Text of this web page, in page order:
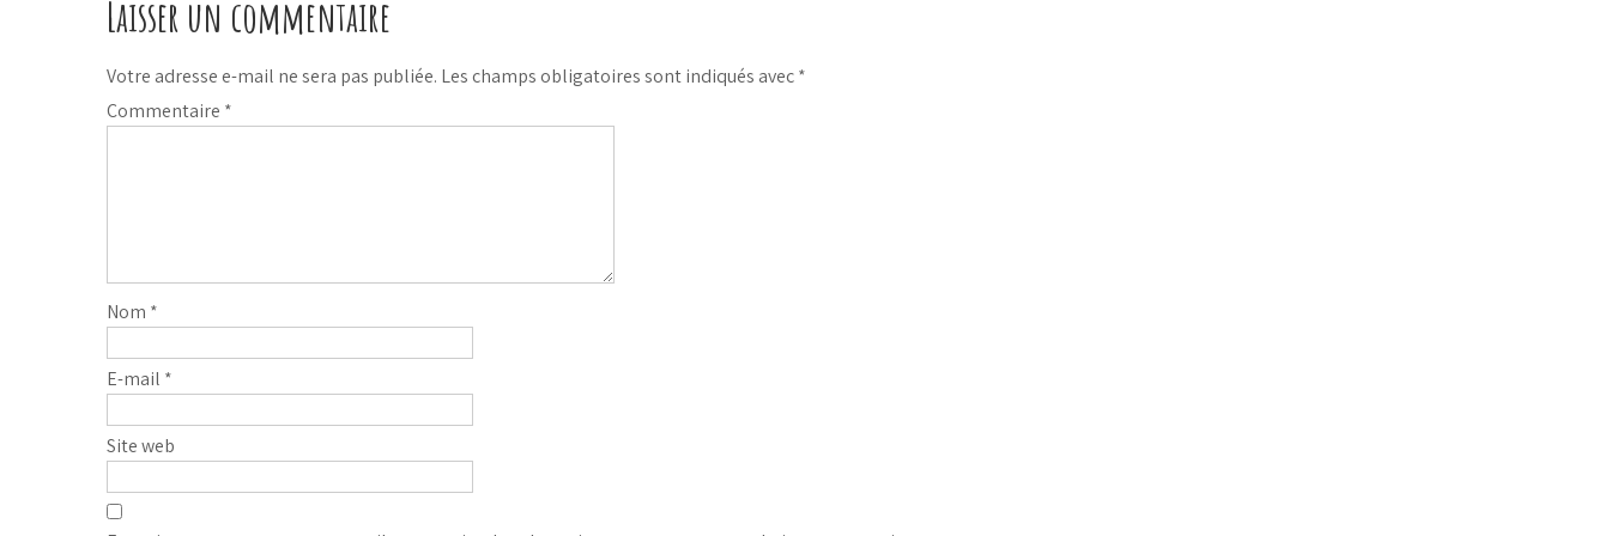
Laisser un commentaire
Votre adresse e-mail ne sera pas publiée. Les champs obligatoires sont indiqués avec*
Commentaire *
Nom *
E-mail *
Site web